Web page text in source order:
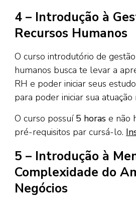
4 – Introdução à
Recursos Humanos
O curso introdutório de
humanos busca te levar a
RH e poder iniciar seus
para poder iniciar sua atuação
O curso possuí 5 horas e não
pré-requisitos par cursá-lo.
5 – Introdução à
Complexidade do
Negócios